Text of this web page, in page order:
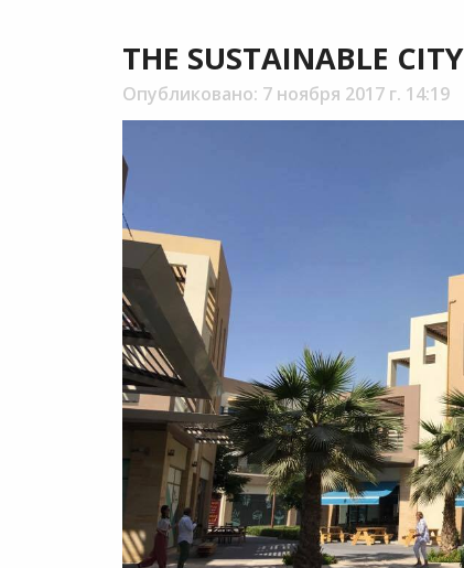
THE SUSTAINABLE CITY
Опубликовано: 7 ноября 2017 г. 14:19